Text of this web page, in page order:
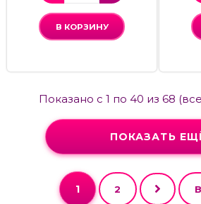
В КОРЗИНУ
Показано с 1 по 40 из 68
ПОКАЗАТЬ
1 2